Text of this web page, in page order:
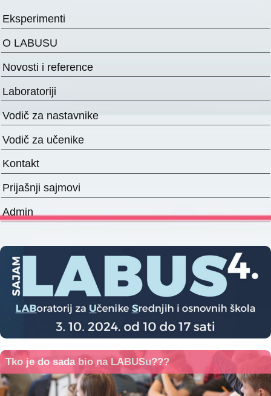
Eksperimenti
O LABUSU
Novosti i reference
Laboratoriji
Vodič za nastavnike
Vodič za učenike
Kontakt
Prijašnji sajmovi
Admin
Tko je do sada bio na LABUSu???